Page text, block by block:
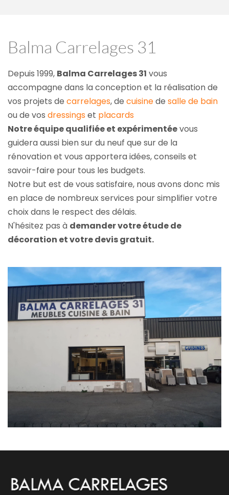
Balma Carrelages 31
Depuis 1999, Balma Carrelages 31 vous
accompagne dans la conception et la réalisation de
vos projets de carrelages, de cuisine de salle de bain
ou de vos dressings et placards
Notre équipe qualifiée et expérimentée vous
guidera aussi bien sur du neuf que sur de la
rénovation et vous apportera idées, conseils et
savoir-faire pour tous les budgets.
Notre but est de vous satisfaire, nous avons donc mis
en place de nombreux services pour simplifier votre
choix dans le respect des délais.
N'hésitez pas à demander votre étude de
décoration et votre devis gratuit.